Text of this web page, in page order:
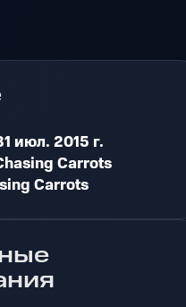
июл. 2015 г.
Carrots
Carrots